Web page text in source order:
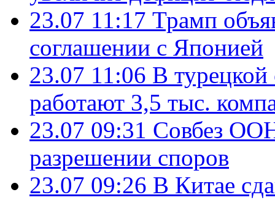
23.07 11:17 Трамп
соглашении с Японией
23.07 11:06 В
работают 3,5 тыс.
23.07 09:31 Совбез
разрешении споров
23.07 09:26 В Китае